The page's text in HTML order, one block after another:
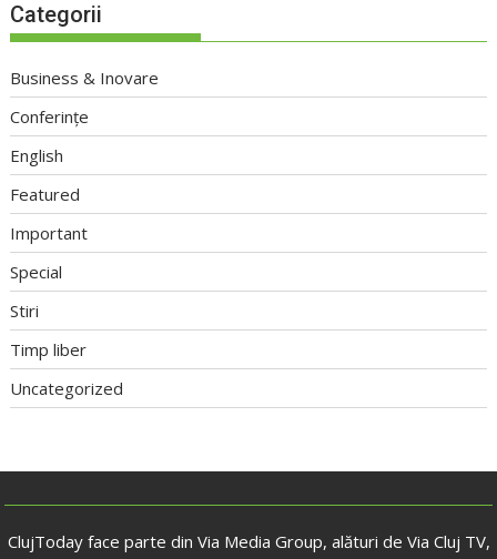
Categorii
Business & Inovare
Conferințe
English
Featured
Important
Special
Stiri
Timp liber
Uncategorized
ClujToday face parte din Via Media Group, alături de Via Cluj TV,